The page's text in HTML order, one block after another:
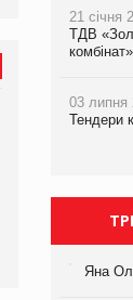
21 січня
ТДВ
комбінат»
03 липня
Тендери
Яна